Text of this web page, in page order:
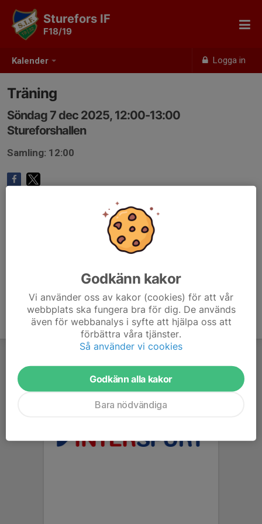
Kalender Logga in
Sturefors IF
F18/19
Träning
Söndag 7 dec 2025, 12:00-13:00
Stureforshallen
Samling: 12:00
Godkänn kakor
Vi använder oss av kakor (cookies) för att vår
webbplats ska fungera bra för dig. De används
även för webbanalys i syfte att hjälpa oss att
förbättra våra tjänster.
Så använder vi cookies
Godkänn alla kakor
Bara nödvändiga